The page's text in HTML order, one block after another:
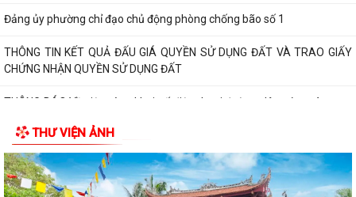
Đảng ủy phường chỉ đạo chủ động phòng chống bão số 1
THÔNG TIN KẾT QUẢ ĐẤU GIÁ QUYỀN SỬ DỤNG ĐẤT VÀ TRAO GIẤY
CHỨNG NHẬN QUYỀN SỬ DỤNG ĐẤT
THÔNG BÁO Về việc công khai số điện thoại đường dây nóng và trang
ẤM ÁP CHƯƠNG TRÌNH THĂM, TẶNG QUÀ NHÂN KỶ NIỆM 25 NĂM
NGÀY GIA ĐÌNH VIỆT NAM (28/6/2001 – 28/6/2026)
THƯ VIỆN ẢNH